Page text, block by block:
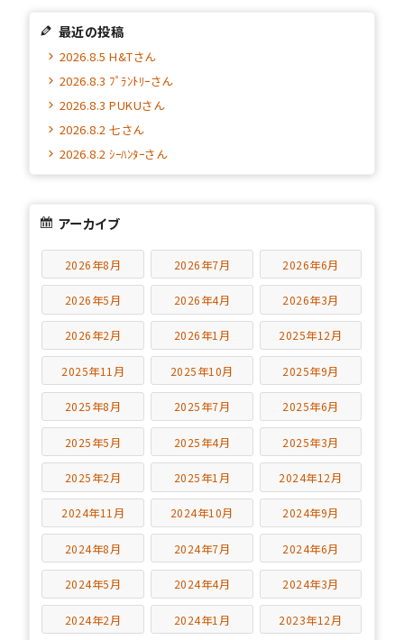
最近の投稿
2026.8.5 H&Tさん
2026.8.3 ﾌﾟﾗﾝﾄﾘｰさん
2026.8.3 PUKUさん
2026.8.2 七さん
2026.8.2 ｼｰﾊﾝﾀｰさん
アーカイブ
2026年8月 2026年7月 2026年6月
2026年5月 2026年4月 2026年3月
2026年2月 2026年1月 2025年12月
2025年11月 2025年10月 2025年9月
2025年8月 2025年7月 2025年6月
2025年5月 2025年4月 2025年3月
2025年2月 2025年1月 2024年12月
2024年11月 2024年10月 2024年9月
2024年8月 2024年7月 2024年6月
2024年5月 2024年4月 2024年3月
2024年2月 2024年1月 2023年12月